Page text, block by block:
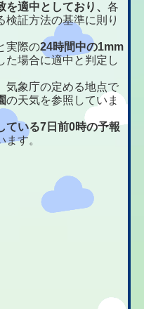
を適中としており、各
検証方法の基準に則り
実際の24時間中の1mm
た場合に適中と判定し
象庁の定める地点で
の天気を参照していま
ている7日前0時の予報
す。